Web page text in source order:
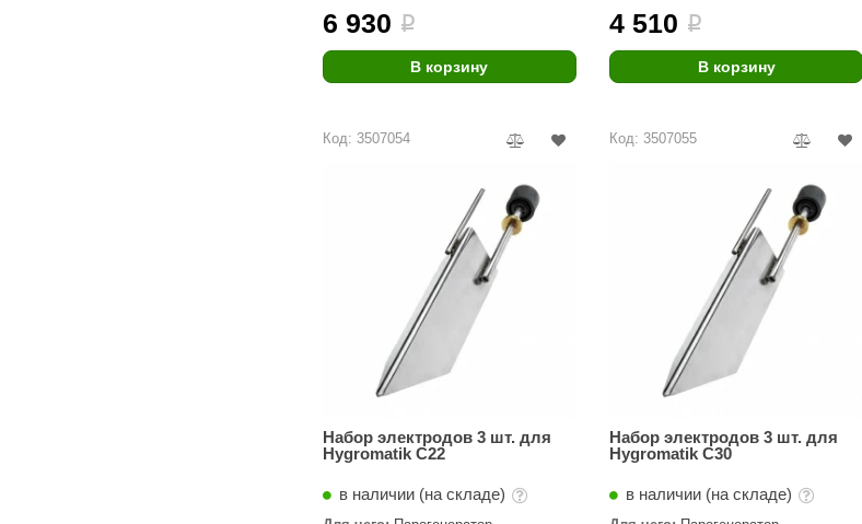
6 930 i
В корзину
4 510 i
В корзину
Код: 3507054
Набор электродов 3 шт. для
Hygromatik C22
в наличии (на складе)
Код: 3507055
Набор электродов 3 шт. для
Hygromatik C30
в наличии (на складе)